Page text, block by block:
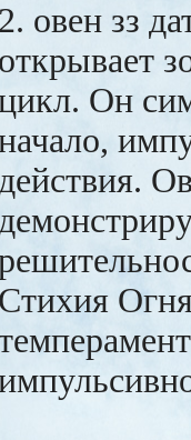
2. овен зз
открывает
Он
Стихия